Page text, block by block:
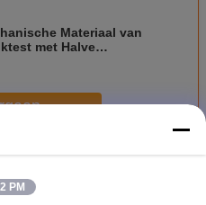
Materiaal van
met Halve
van de Schoktest
PM